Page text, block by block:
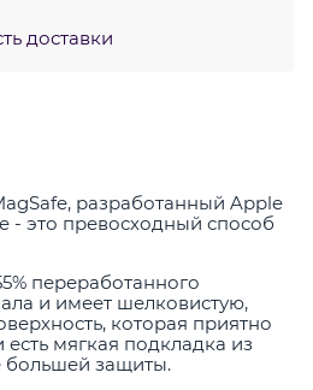
доставки
разработанный Apple
- это превосходный способ
переработанного
и имеет шелковистую,
которая приятно
есть мягкая подкладка из
защиты.